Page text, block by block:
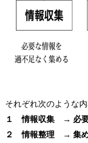
それぞれ次のような
１ 情報収集
→ 必
２ 情報整理 → 集め